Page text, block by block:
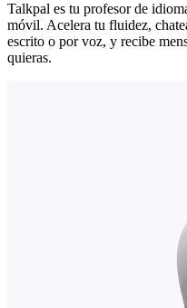
Talkpal es tu profesor de
móvil. Acelera tu fluidez,
escrito o por voz, y recibe
quieras.